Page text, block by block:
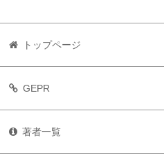
トップページ
GEPR
著者一覧